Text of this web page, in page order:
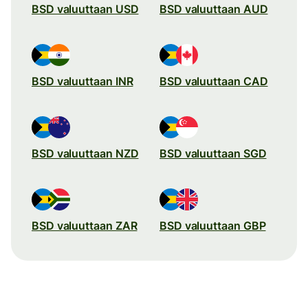
BSD valuuttaan USD BSD valuuttaan AUD
BSD valuuttaan INR BSD valuuttaan CAD
BSD valuuttaan NZD BSD valuuttaan SGD
BSD valuuttaan ZAR BSD valuuttaan GBP